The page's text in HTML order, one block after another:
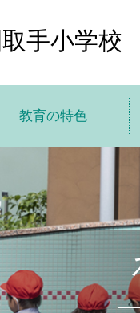
手小学校
教育の特色
教育方針
10 の特色
ICT で学びの一歩先へ